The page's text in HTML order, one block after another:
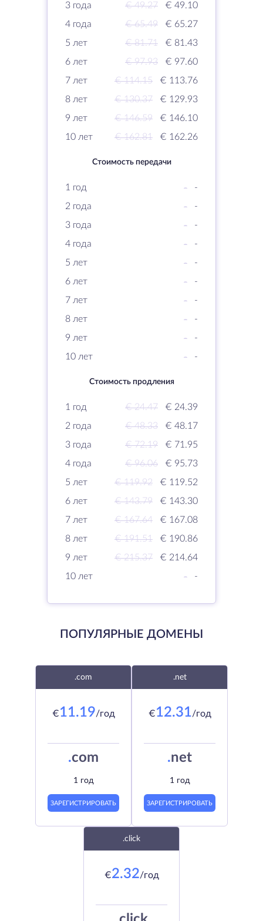
3 года
€ 49.27
€ 49.10
4 года
€ 65.49
€ 65.27
5 лет
€ 81.71
€ 81.43
6 лет
€ 97.93
€ 97.60
7 лет
€ 114.15
€ 113.76
8 лет
€ 130.37
€ 129.93
9 лет
€ 146.59
€ 146.10
10 лет
€ 162.81 € 162.26
Стоимость передачи
1 год -
-
2 года
-
-
3 года
-
-
4 года
-
-
5 лет
-
-
6 лет
-
-
7 лет
-
-
8 лет
-
-
9 лет
-
-
10 лет
- -
Стоимость продления
1 год € 24.47
€ 24.39
2 года
€ 48.33
€ 48.17
3 года
€ 72.19
€ 71.95
4 года
€ 96.06
€ 95.73
5 лет
€ 119.92
€ 119.52
6 лет
€ 143.79
€ 143.30
7 лет
€ 167.64
€ 167.08
8 лет
€ 191.51
€ 190.86
9 лет
€ 215.37
€ 214.64
10 лет
- -
ПОПУЛЯРНЫЕ ДОМЕНЫ
.com
€11.19/год
.com
1 год
ЗАРЕГИСТРИРОВАТЬ
.net
€12.31/год
.net
1 год
ЗАРЕГИСТРИРОВАТЬ
.click
€2.32/год